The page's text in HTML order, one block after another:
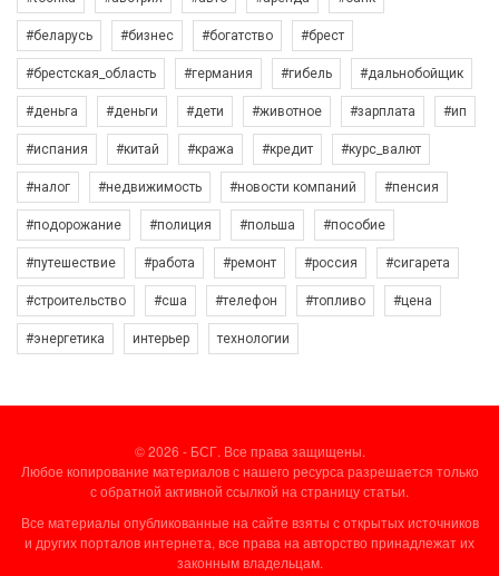
#беларусь #бизнес #богатство #брест
#брестская_область #германия #гибель #дальнобойщик
#деньга #деньги #дети #животное #зарплата #ип
#испания #китай #кража #кредит #курс_валют
#налог #недвижимость #новости компаний #пенсия
#подорожание #полиция #польша #пособие
#путешествие #работа #ремонт #россия #сигарета
#строительство #сша #телефон #топливо #цена
#энергетика интерьер технологии
© 2026 - БСГ. Все права защищены.
Любое копирование материалов с нашего ресурса разрешается только
с обратной активной ссылкой на страницу статьи.
Все материалы опубликованные на сайте взяты с открытых источников
и других порталов интернета, все права на авторство принадлежат их
законным владельцам.